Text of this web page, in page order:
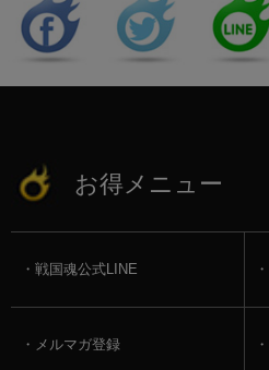
お得メニュー
戦国魂公式LINE
メルマガ登録